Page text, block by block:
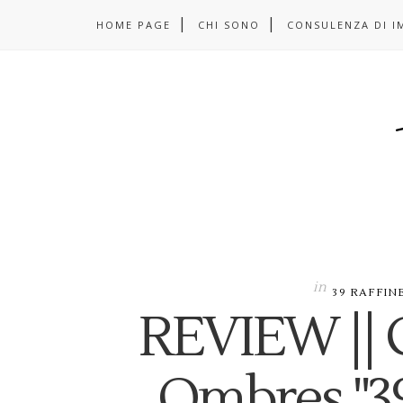
HOME PAGE CHI SONO CONSULENZA DI
in 39
REVIEW ||